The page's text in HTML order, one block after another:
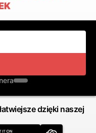
dzięki naszej